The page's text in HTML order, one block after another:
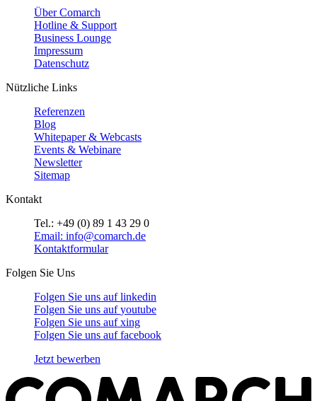
Über Comarch
Hotline & Support
Business Lounge
Impressum
Datenschutz
Nützliche Links
Referenzen
Blog
Whitepaper & Webcasts
Events & Webinare
Newsletter
Sitemap
Kontakt
Tel.: +49 (0) 89 1 43 29 0
Email: info@comarch.de
Kontaktformular
Folgen Sie Uns
Folgen Sie uns auflinkedin
Folgen Sie uns aufyoutube
Folgen Sie uns aufxing
Folgen Sie uns auffacebook
Jetzt bewerben